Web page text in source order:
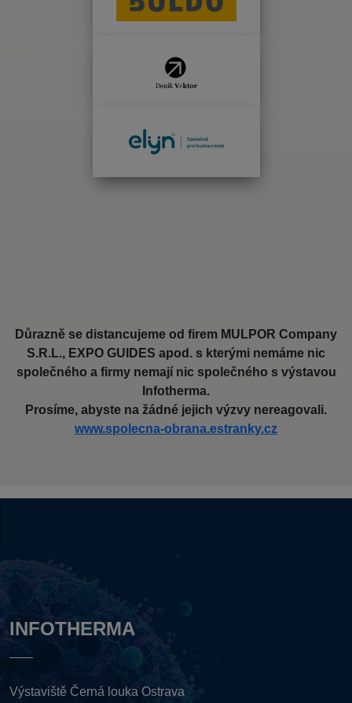
Důrazně se distancujeme od firem MULPOR Company
S.R.L., EXPO GUIDES apod. s kterými nemáme nic
společného a firmy nemají nic společného s výstavou
Infotherma.
Prosíme, abyste na žádné jejich výzvy nereagovali.
www.spolecna-obrana.estranky.cz
INFOTHERMA
Výstaviště Černá louka Ostrava